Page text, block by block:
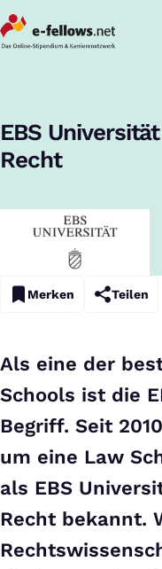
EBS
Recht
Merken Teilen
Als eine der
Schools ist die
Begriff. Seit
um eine Law
als EBS
Recht bekannt.